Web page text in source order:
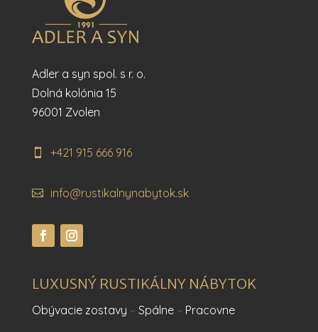
Adler a syn spol. s r. o.
Dolná kolónia 15
96001 Zvolen
+421 915 666 916
info@rustikalnynabytok.sk
LUXUSNÝ RUSTIKÁLNY NÁBYTOK
Obývacie zostavy – Spálne– Pracovne